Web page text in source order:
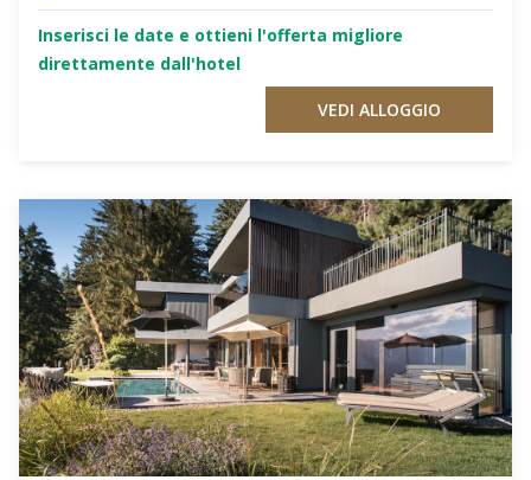
Inserisci le date e ottieni l'offerta migliore
direttamente dall'hotel
VEDI ALLOGGIO